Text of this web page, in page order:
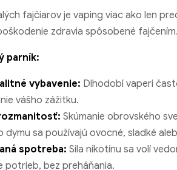
fajčiarov je vaping viac ako len
zdravia spôsobené fajčením.
parník:
vybavenie: Dlhodobí vaperi
vášho zážitku.
Skúmanie obrovského
dymu sa používajú ovocné, sladké
spotreba: Sila nikotínu sa volí
potrieb, bez preháňania.